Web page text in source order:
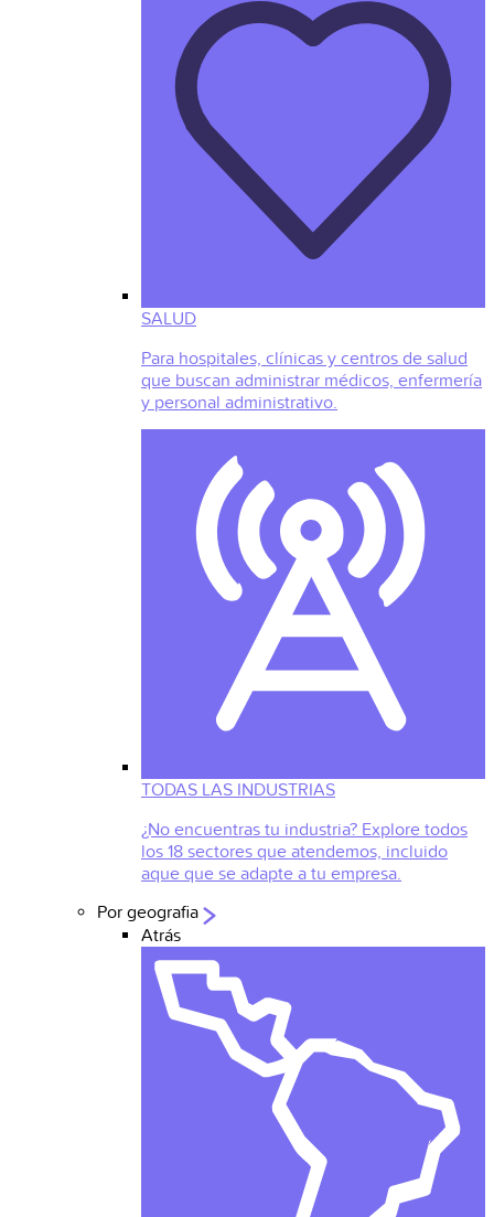
SALUD
Para hospitales, clínicas y centros de salud
que buscan administrar médicos, enfermería
y personal administrativo.
TODAS LAS INDUSTRIAS
¿No encuentras tu industria? Explore todos
los 18 sectores que atendemos, incluido
aque que se adapte a tu empresa.
Por geografia
Atrás